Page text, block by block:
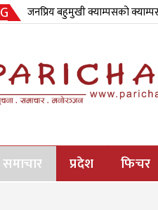
जनप्रिय बहुमुखी क्याम्पसको
समाचार प्रदेश फिचर